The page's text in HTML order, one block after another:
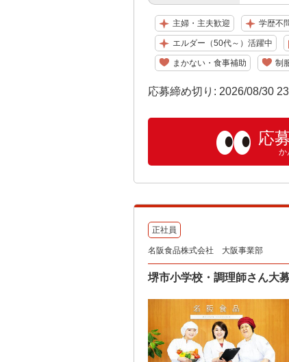
主婦・主夫歓迎 学歴不
エルダー（50代～）活躍中
まかない・食事補助 制
応募締め切り: 2026/08/30
応
か
正社員
名阪食品株式会社 大阪事業部
堺市小学校・調理師さん大